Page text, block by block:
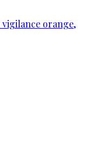
vigilance orange,